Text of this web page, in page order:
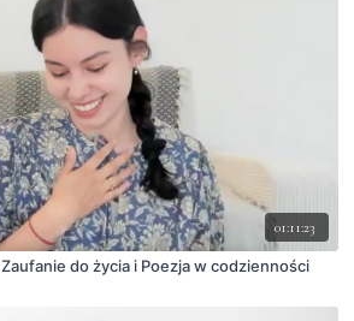
01:11:23
do życia i Poezja w codzienności